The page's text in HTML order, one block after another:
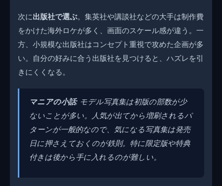
次に出版社で選ぶ。集英社や講談社などの大手は制作費
をかけた海外ロケが多く、画面のスケール感が違う。一
方、小規模な出版社はコンセプト重視で攻めた企画が多
い。自分の好みに合う出版社を見つけると、ハズレを引
きにくくなる。
マニアの小話: モデル写真集は初版の部数が少
ないことが多い。人気が出てから増刷されるパ
ターンが一般的なので、気になる写真集は発売
日に押さえておくのが鉄則。特に限定版や特典
付きは後から手に入れるのが難しい。